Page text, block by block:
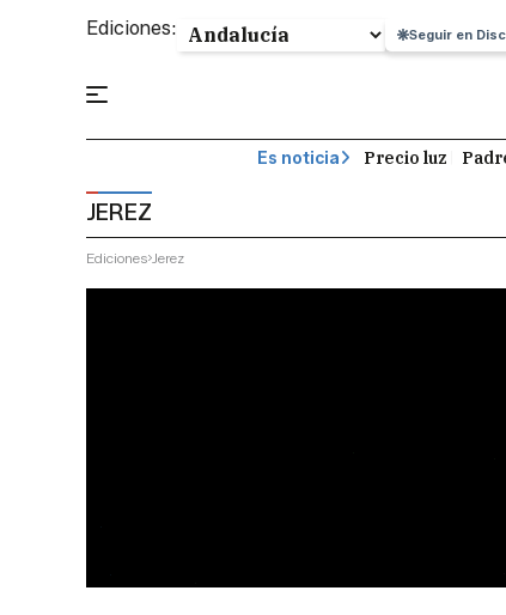
Ediciones: Seguir en
Es noticia Precio luz
JEREZ
Ediciones Jerez